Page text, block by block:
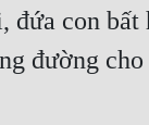
đứa con bất
đường